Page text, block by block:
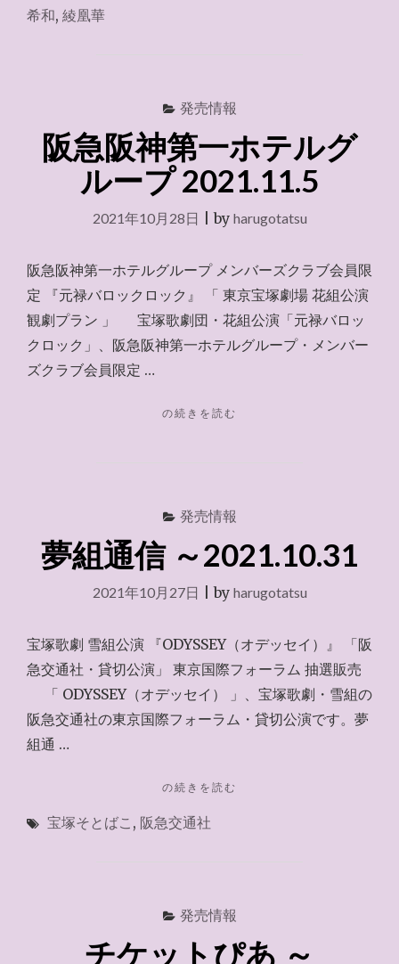
2021.11.1"
希和, 綾凰華
発売情報
阪急阪神第一ホテルグ
ループ 2021.11.5
2021年10月28日 |by harugotatsu
阪急阪神第一ホテルグループ メンバーズクラブ会員限
定 『元禄バロックロック』 「 東京宝塚劇場 花組公演
観劇プラン 」 宝塚歌劇団・花組公演「元禄バロッ
クロック」、阪急阪神第一ホテルグループ・メンバー
ズクラブ会員限定 …
"阪
ホ
テ
ル
ル
プ
の続きを読む
発売情報
夢組通信 ～2021.10.31
2021年10月27日 |by harugotatsu
宝塚歌劇 雪組公演 『ODYSSEY（オデッセイ）』 「阪
急交通社・貸切公演」 東京国際フォーラム 抽選販売
「 ODYSSEY（オデッセイ） 」、宝塚歌劇・雪組の
阪急交通社の東京国際フォーラム・貸切公演です。夢
組通 …
"夢
通
の続きを読む
宝塚そとばこ , 阪急交通社
発売情報
チケットぴあ ～